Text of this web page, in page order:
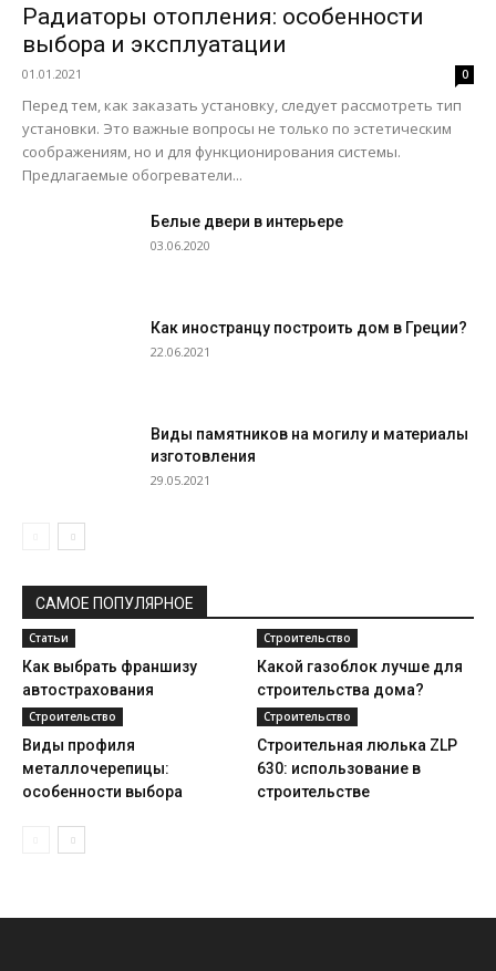
Радиаторы отопления: особенности
выбора и эксплуатации
01.01.2021 0
Перед тем, как заказать установку, следует рассмотреть тип
установки. Это важные вопросы не только по эстетическим
соображениям, но и для функционирования системы.
Предлагаемые обогреватели...
Белые двери в интерьере
03.06.2020
Как иностранцу построить дом в Греции?
22.06.2021
Виды памятников на могилу и материалы
изготовления
29.05.2021
САМОЕ ПОПУЛЯРНОЕ
Статьи
Как выбрать франшизу
автострахования
Строительство
Какой газоблок лучше для
строительства дома?
Строительство
Виды профиля
металлочерепицы:
особенности выбора
Строительство
Строительная люлька ZLP
630: использование в
строительстве